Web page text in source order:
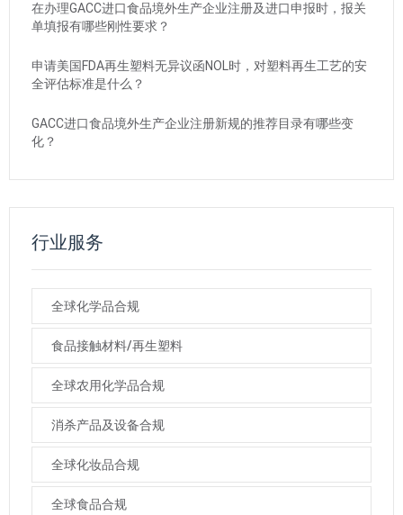
在办理GACC进口食品境外生产企业注册及进口申报时，报关
单填报有哪些刚性要求？
申请美国FDA再生塑料无异议函NOL时，对塑料再生工艺的安
全评估标准是什么？
GACC进口食品境外生产企业注册新规的推荐目录有哪些变
化？
行业服务
全球化学品合规
食品接触材料/再生塑料
全球农用化学品合规
消杀产品及设备合规
全球化妆品合规
全球食品合规